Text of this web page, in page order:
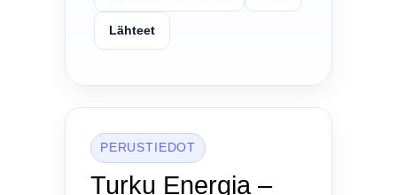
Lähteet
PERUSTIEDOT
Turku Energia –